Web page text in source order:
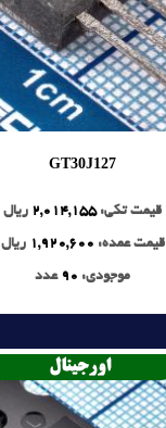
GT30J127
قیمت تکی:2,014,155 ریال
قیمت عمده: 1,920,600 ریال
موجودی: 90 عدد